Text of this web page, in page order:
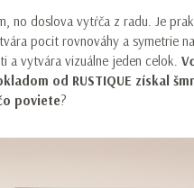
no doslova vytŕča z radu. Je
pocit rovnováhy a symetrie
a vytvára vizuálne jeden celok.
od RUSTIQUE získal
poviete?